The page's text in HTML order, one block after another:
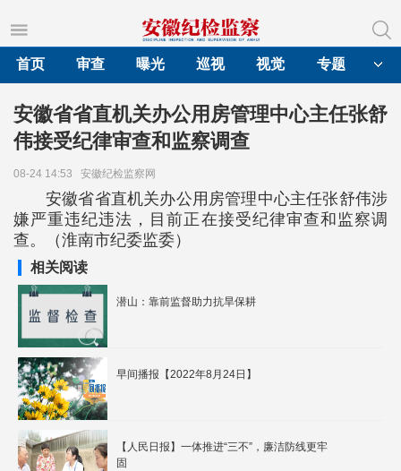
首页
审查 曝光 巡视 视觉 专题
安徽省省直机关办公用房管理中心主任张舒
伟接受纪律审查和监察调查
08-24 14:53 安徽纪检监察网
安徽省省直机关办公用房管理中心主任张舒伟涉
嫌严重违纪违法，目前正在接受纪律审查和监察调
查。（淮南市纪委监委）
相关阅读
潜山：靠前监督助力抗旱保耕
早间播报【2022年8月24日】
【人民日报】一体推进“三不”，廉洁防线更牢
固